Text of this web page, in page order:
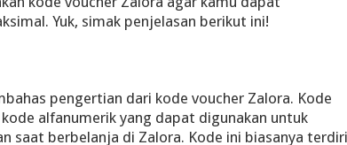
Yuk, simak penjelasan berikut ini!
pengertian dari kode voucher Zalora. Kode
alfanumerik yang dapat digunakan untuk
saat berbelanja di Zalora. Kode ini biasanya terdiri